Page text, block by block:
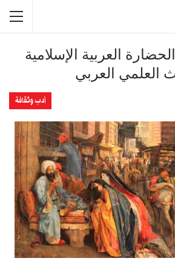
العربية الإسلامية
العلمي العربي
أدب وثقافة